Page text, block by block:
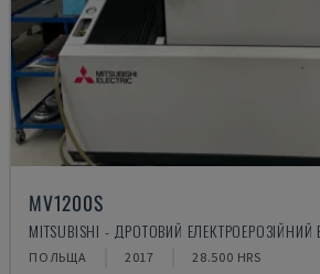
MV1200S
MITSUBISHI - ДРОТОВИЙ ЕЛЕКТРОЕРОЗІЙНИЙ
ПОЛЬЩА 2017 28.500 HRS